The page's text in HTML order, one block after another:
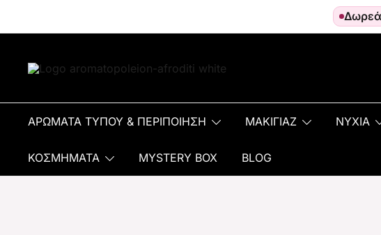
ΑΡΩΜΑΤΑ ΤΥΠΟΥ & ΠΕΡΙΠΟΙΗΣΗ ΜΑΚΙΓΙΑΖ ΝΥΧΙΑ
ΚΟΣΜΗΜΑΤΑ MYSTERY BOX BLOG